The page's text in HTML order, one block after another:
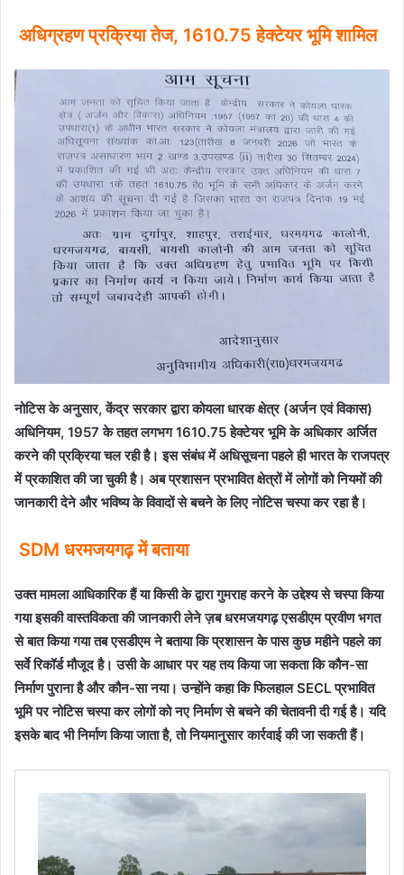
अधिग्रहण प्रक्रिया तेज, 1610.75 हेक्टेयर भूमि शामिल
नोटिस के अनुसार, केंद्र सरकार द्वारा कोयला धारक क्षेत्र (अर्जन एवं विकास)
अधिनियम, 1957 के तहत लगभग 1610.75 हेक्टेयर भूमि के अधिकार अर्जित
करने की प्रक्रिया चल रही है। इस संबंध में अधिसूचना पहले ही भारत के राजपत्र
में प्रकाशित की जा चुकी है। अब प्रशासन प्रभावित क्षेत्रों में लोगों को नियमों की
जानकारी देने और भविष्य के विवादों से बचने के लिए नोटिस चस्पा कर रहा है।
SDM धरमजयगढ़ में बताया
उक्त मामला आधिकारिक हैं या किसी के द्वारा गुमराह करने के उद्देश्य से चस्पा किया
गया इसकी वास्तविकता की जानकारी लेने ज़ब धरमजयगढ़ एसडीएम प्रवीण भगत
से बात किया गया तब एसडीएम ने बताया कि प्रशासन के पास कुछ महीने पहले का
सर्वे रिकॉर्ड मौजूद है। उसी के आधार पर यह तय किया जा सकता कि कौन-सा
निर्माण पुराना है और कौन-सा नया। उन्होंने कहा कि फिलहाल SECL प्रभावित
भूमि पर नोटिस चस्पा कर लोगों को नए निर्माण से बचने की चेतावनी दी गई है। यदि
इसके बाद भी निर्माण किया जाता है, तो नियमानुसार कार्रवाई की जा सकती हैं।